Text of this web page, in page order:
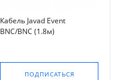
Кабель Javad Event
BNC/BNC (1.8м)
ПОДПИСАТЬСЯ